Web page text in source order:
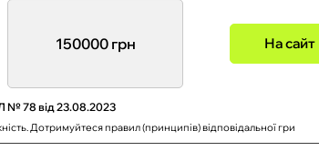
150000 грн На сайт
№ 78 від 23.08.2023
Дотримуйтеся правил (принципів) відповідальної гри